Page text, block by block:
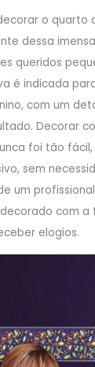
o quarto
dessa
queridos
é indicada
com um
Decorar
foi tão
sem
um
com a
elogios.